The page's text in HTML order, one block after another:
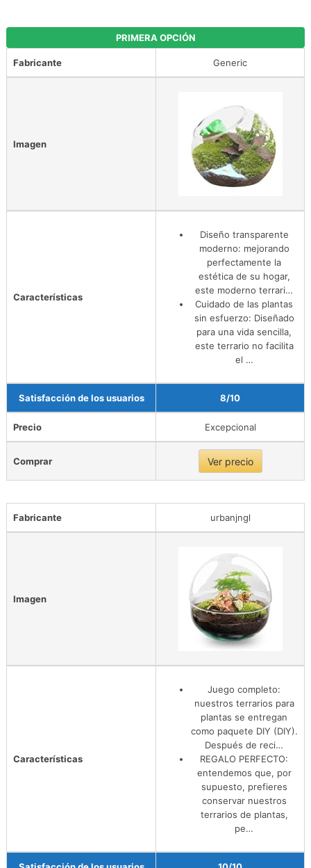
PRIMERA OPCIÓN
Fabricante Generic
Imagen
Características
Diseño transparente
moderno: mejorando
perfectamente la
estética de su hogar,
este moderno terrari…
Cuidado de las plantas
sin esfuerzo: Diseñado
para una vida sencilla,
este terrario no facilita
el …
Satisfacción de los usuarios 8/10
Precio Excepcional
Comprar Ver precio
Fabricante urbanjngl
Imagen
Características
Juego completo:
nuestros terrarios para
plantas se entregan
como paquete DIY (DIY).
Después de reci…
REGALO PERFECTO:
entendemos que, por
supuesto, prefieres
conservar nuestros
terrarios de plantas,
pe…